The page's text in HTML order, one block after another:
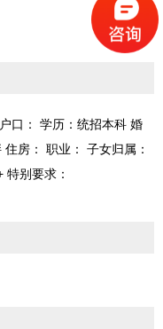
口： 学历：统招本科 婚
房： 职业： 子女归属：
别要求：